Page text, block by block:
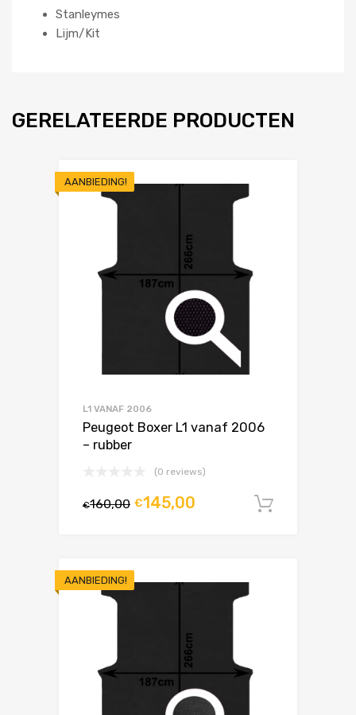
Stanleymes
Lijm/Kit
GERELATEERDE PRODUCTEN
AANBIEDING!
L1 VANAF 2006
Peugeot Boxer L1 vanaf 2006
– rubber
(0 reviews)
€160,00 €145,00
AANBIEDING!